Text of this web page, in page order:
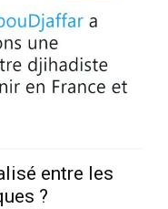
entre les
?